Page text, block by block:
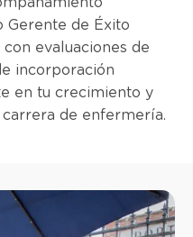
Gerente de Éxito
evaluaciones de
incorporación
en tu crecimiento y
de enfermería.